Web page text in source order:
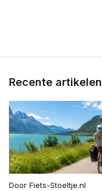
Recente artikelen
Door Fiets-Stoeltje.nl